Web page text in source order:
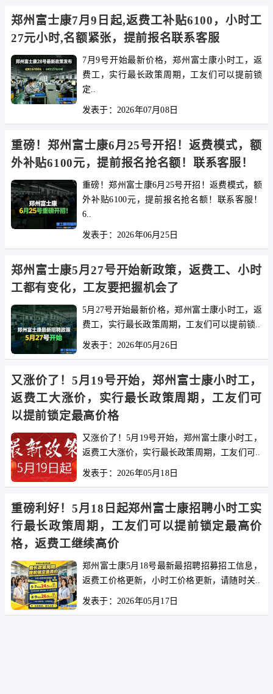
郑州富士康7月9日起,返费工补贴6100，小时工
27元小时,名额紧张，提前报名联系客服
7月9号开始最新价格，郑州富士康小时工，返
费工，实行最长政策周期，工友们可以提前锁
定..
发表于：2026年07月08日
重磅！郑州富士康6月25号开招！返费模式，额
外补贴6100元，提前报名抢名额！联系客服！
重磅！郑州富士康6月25号开招！返费模式，额
外补贴6100元，提前报名抢名额！联系客服！
6..
发表于：2026年06月25日
郑州富士康5月27号开始新政策，返费工、小时
工都有变化，工友要把握机会了
5月27号开始最新价格，郑州富士康小时工，返
费工，实行最长政策周期，工友们可以提前锁..
发表于：2026年05月26日
又涨价了！5月19号开始，郑州富士康小时工，
返费工大涨价，实行最长政策周期，工友们可
以提前锁定最高价格
又涨价了！5月19号开始，郑州富士康小时工，
返费工大涨价，实行最长政策周期，工友们可..
发表于：2026年05月18日
重磅利好！5月18日起郑州富士康招聘小时工实
行最长政策周期，工友们可以提前锁定最高价
格，返费工继续高价
郑州富士康5月18号最新最招聘招募招工信息，
返费工价格更新，小时工价格更新，请随时关..
发表于：2026年05月17日